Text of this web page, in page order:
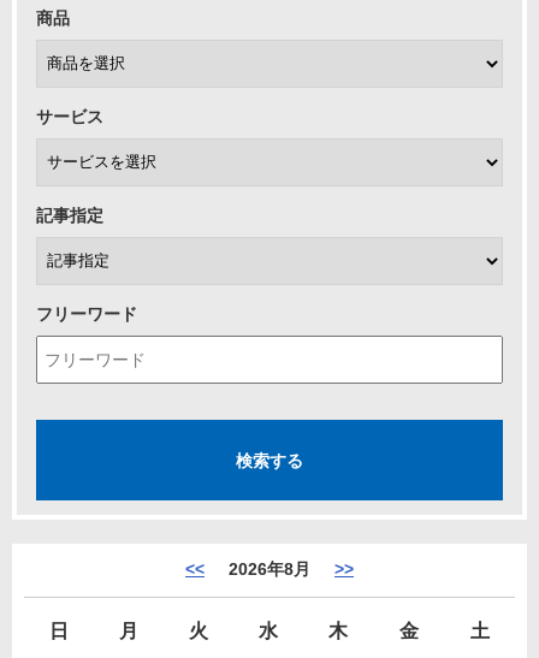
商品
サービス
記事指定
フリーワード
<< 2026年8月 >>
日 月 火 水 木 金
土